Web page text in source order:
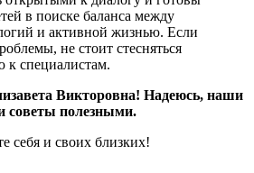
в поиске баланса между
и активной жизнью. Если
не стоит стесняться
к специалистам.
Викторовна! Надеюсь, наши
советы полезными.
себя и своих близких!